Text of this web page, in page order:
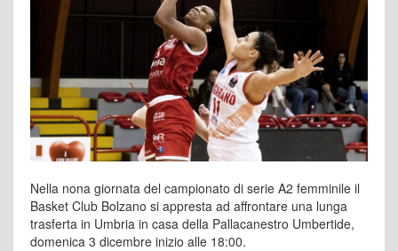
Nella nona giornata del campionato di serie A2 femminile il
Basket Club Bolzano si appresta ad affrontare una lunga
trasferta in Umbria in casa della Pallacanestro Umbertide,
domenica 3 dicembre inizio alle 18:00.